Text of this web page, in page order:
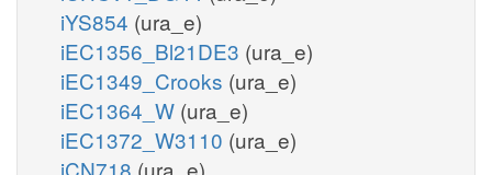
iYS854 (ura_e)
iEC1356_Bl21DE3 (ura_e)
iEC1349_Crooks (ura_e)
iEC1364_W (ura_e)
iEC1372_W3110 (ura_e)
iCN718 (ura_e)